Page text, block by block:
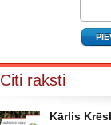
Citi raksti
Kārlis